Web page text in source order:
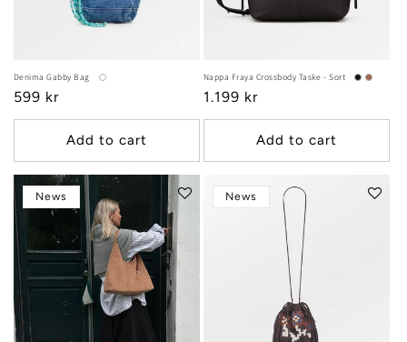
Denima Gabby Bag
Regular
price
599 kr
Add to cart
Nappa Fraya Crossbody Taske - Sort
Regular
price
1.199 kr
Add to cart
News News